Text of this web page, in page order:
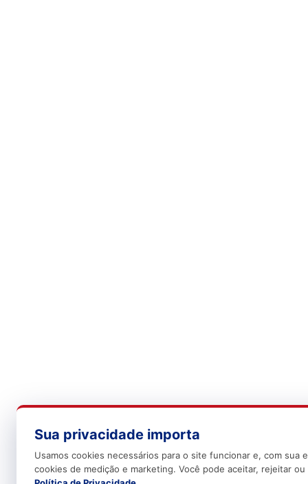
Sua privacidade importa
Usamos cookies necessários para o site funcionar e, com sua
cookies de medição e marketing. Você pode aceitar, rejeitar ou